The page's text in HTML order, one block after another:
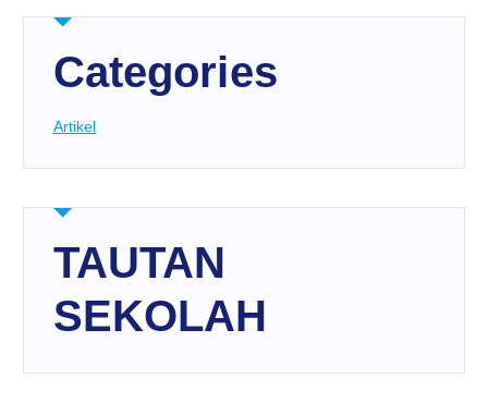
Categories
Artikel
TAUTAN
SEKOLAH